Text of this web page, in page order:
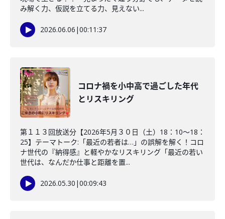
み解く力、仮説を立てる力、見えない...
2026.06.06 |00:11:37
コロナ禍を小中高で過ごした年代
とリスキリング
第１１３回放送分【2026年5月３０日（土）18：10～18：
25】テーマトーク:「最近の若者は…」の誤解を解く！コロ
ナ世代の『納得感』と軽やかなリスキリング「最近の若い
世代は、なんだか仕事と距離を置...
2026.05.30 |00:09:43